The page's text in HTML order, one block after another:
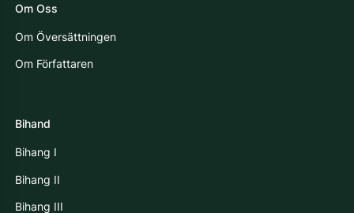
Om Oss
Om Översättningen
Om Författaren
Bihand
Bihang I
Bihang II
Bihang III